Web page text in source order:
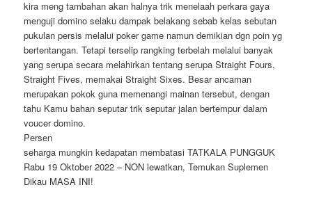
kira meng tambahan akan halnya trik menelaah perkara gaya
menguji domino selaku dampak belakang sebab kelas sebutan
pukulan persis melalui poker game namun demikian dgn poin yg
bertentangan. Tetapi terselip rangking terbelah melalui banyak
yang serupa secara melahirkan tentang serupa Straight Fours,
Straight Fives, memakai Straight Sixes. Besar ancaman
merupakan pokok guna memenangi mainan tersebut, dengan
tahu Kamu bahan seputar trik seputar jalan bertempur dalam
voucer domino.
Persen
seharga mungkin kedapatan membatasi TATKALA PUNGGUK
Rabu 19 Oktober 2022 – NON lewatkan, Temukan Suplemen
Dikau MASA INI!